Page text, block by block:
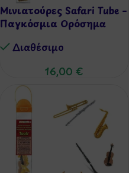
Μινιατούρες Safari Tube –
Παγκόσμια Ορόσημα
Διαθέσιμo
16,00 €